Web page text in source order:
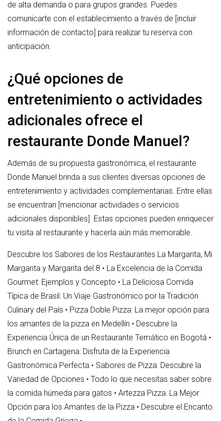
de alta demanda o para grupos grandes. Puedes
comunicarte con el establecimiento a través de [incluir
información de contacto] para realizar tu reserva con
anticipación.
¿Qué opciones de
entretenimiento o actividades
adicionales ofrece el
restaurante Donde Manuel?
Además de su propuesta gastronómica, el restaurante
Donde Manuel brinda a sus clientes diversas opciones de
entretenimiento y actividades complementarias. Entre ellas
se encuentran [mencionar actividades o servicios
adicionales disponibles]. Estas opciones pueden enriquecer
tu visita al restaurante y hacerla aún más memorable.
Descubre los Sabores de los Restaurantes La Margarita, Mi
Margarita y Margarita del 8 • La Excelencia de la Comida
Gourmet: Ejemplos y Concepto • La Deliciosa Comida
Típica de Brasil: Un Viaje Gastronómico por la Tradición
Culinary del País • Pizza Doble Pizza: La mejor opción para
los amantes de la pizza en Medellín • Descubre la
Experiencia Única de un Restaurante Temático en Bogotá •
Brunch en Cartagena: Disfruta de la Experiencia
Gastronómica Perfecta • Sabores de Pizza: Descubre la
Variedad de Opciones • Todo lo que necesitas saber sobre
la comida húmeda para gatos • Artezza Pizza: La Mejor
Opción para los Amantes de la Pizza • Descubre el Encanto